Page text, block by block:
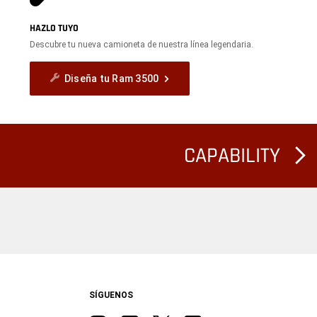
HAZLO TUYO
Descubre tu nueva camioneta de nuestra línea legendaria.
Diseña tu Ram 3500
CAPABILITY
SÍGUENOS